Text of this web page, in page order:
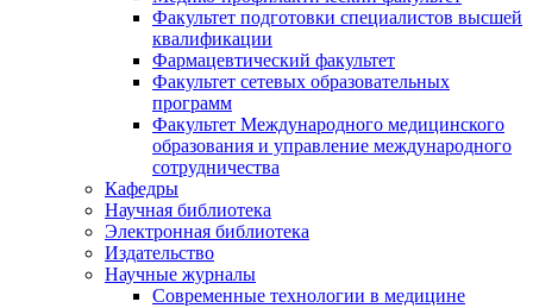
Факультет подготовки специалистов высшей
квалификации
Фармацевтический факультет
Факультет сетевых образовательных
программ
Факультет Международного медицинского
образования и управление международного
сотрудничества
Кафедры
Научная библиотека
Электронная библиотека
Издательство
Научные журналы
Современные технологии в медицине